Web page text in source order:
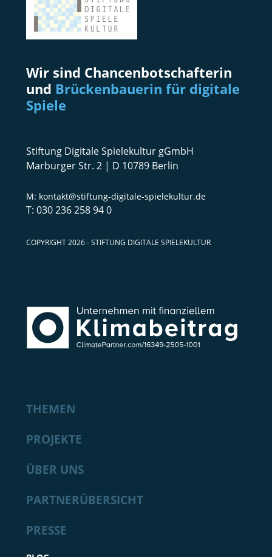
Wir sind Chancenbotschafterin
und Brückenbauerin für digitale
Spiele
Stiftung Digitale Spielekultur gGmbH
Marburger Str. 2 | D 10789 Berlin
kontakt@stiftung-digitale-spielekultur.de
030 236 258 94 0
COPYRIGHT 2026 - STIFTUNG DIGITALE SPIELEKULTUR
THEMEN
PROJEKTE
ÜBER UNS
PARTNERÜBERSICHT
PRESSE